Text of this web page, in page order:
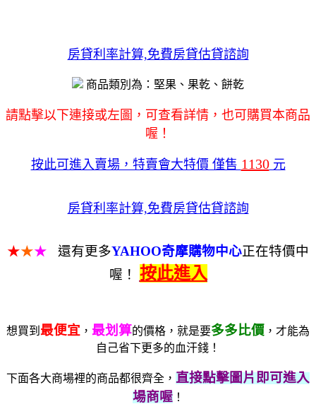
房貸利率計算,免費房貸估貸諮詢
商品類別為：堅果、果乾、餅乾
請點擊以下連接或左圖，可查看詳情，也可購買本商品
喔！
按此可進入賣場，特賣會大特價 僅售 1130元
房貸利率計算,免費房貸估貸諮詢
★★★ 還有更多YAHOO奇摩購物中心正在特價中
喔！
按此進入
想買到 最便宜 ， 最划算的價格，就是要多多比價 ，才能為
自己省下更多的血汗錢！
下面各大商場裡的商品都很齊全， 直接點擊圖片即可進入
場商喔！